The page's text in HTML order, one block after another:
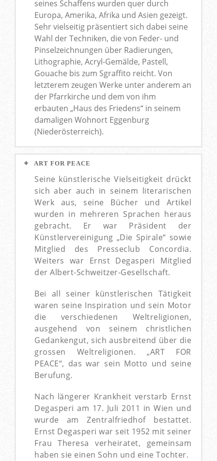
seines Schaffens wurden quer durch
Europa, Amerika, Afrika und Asien gezeigt.
Sehr vielseitig präsentiert sich dabei seine
Wahl der Techniken, die von Feder- und
Pinselzeichnungen über Radierungen,
Lithographie, Acryl-Gemälde, Pastell,
Gouache bis zum Sgraffito reicht. Von
letzterem zeugen Werke unter anderem an
der Pfarrkirche und dem von ihm
erbauten „Haus des Friedens“ in seinem
damaligen Wohnort Eggenburg
(Niederösterreich).
ART FOR PEACE
Seine künstlerische Vielseitigkeit drückt
sich aber auch in seinem literarischen
Werk aus, seine Bücher und Artikel
wurden in mehreren Sprachen heraus
gebracht. Er war Präsident der
Künstlervereinigung „Die Spirale“ sowie
Mitglied des Presseclub Concordia.
Weiters war Ernst Degasperi Mitglied
der Albert-Schweitzer-Gesellschaft.
Bei all seiner künstlerischen Tätigkeit
waren seine Inspiration und sein Motor
die verschiedenen Weltreligionen,
ausgehend von seinem christlichen
Gedankengut, sich ausbreitend über die
grossen Weltreligionen. „ART FOR
PEACE“, das war sein Motto und seine
Berufung.
Nach längerer Krankheit verstarb Ernst
Degasperi am 17. Juli 2011 in Wien und
wurde am Zentralfriedhof bestattet.
Ernst Degasperi war seit 1952 mit seiner
Frau Theresa verheiratet, gemeinsam
haben sie einen Sohn und eine Tochter.